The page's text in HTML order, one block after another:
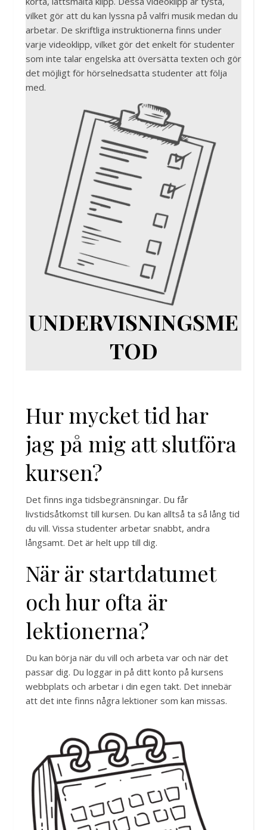
vilket gör att du kan lyssna på valfri musik medan du
arbetar. De skriftliga instruktionerna finns under
varje videoklipp, vilket gör det enkelt för studenter
som inte talar engelska att översätta texten och gör
det möjligt för hörselnedsatta studenter att följa
med.
UNDERVISNINGSME
TOD
Hur mycket tid har
jag på mig att slutföra
kursen?
Det finns inga tidsbegränsningar. Du får
livstidsåtkomst till kursen. Du kan alltså ta så lång tid
du vill. Vissa studenter arbetar snabbt, andra
långsamt. Det är helt upp till dig.
När är startdatumet
och hur ofta är
lektionerna?
Du kan börja när du vill och arbeta var och när det
passar dig. Du loggar in på ditt konto på kursens
webbplats och arbetar i din egen takt. Det innebär
att det inte finns några lektioner som kan missas.